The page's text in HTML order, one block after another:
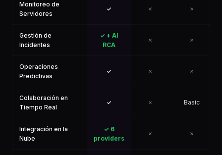
Monitoreo de
Servidores
✓ ✗ ✗
Gestión de
Incidentes
✓ + AI
RCA
✗ ✗
Operaciones
Predictivas
✓ ✗ ✗
Colaboración en
Tiempo Real
✓ ✗ Basic
Integración en la
Nube
✓ 6
providers
✗ ✗